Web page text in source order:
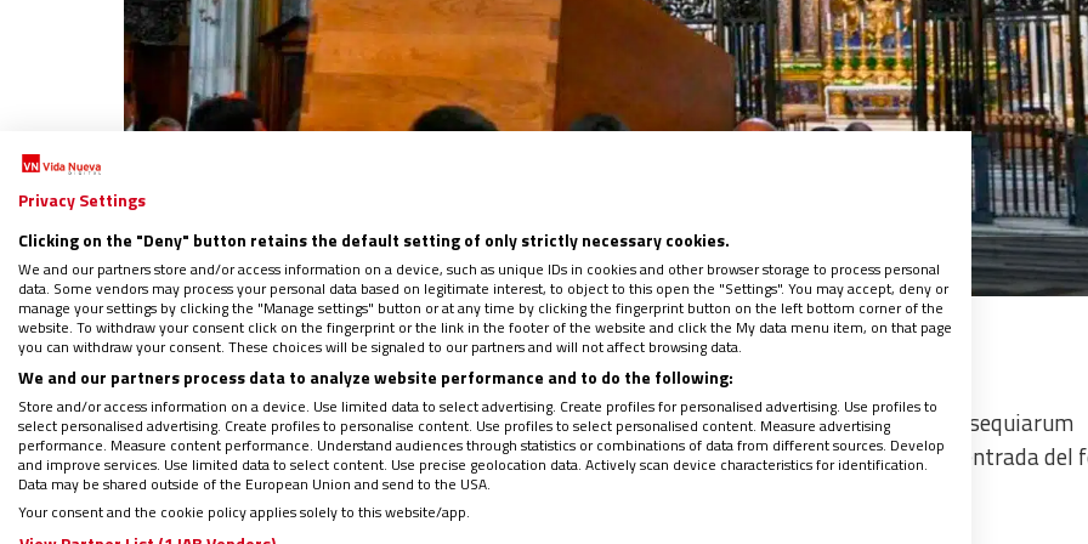
Funeral del papa Francisco
Entierro privado
El cardenal camarlengo,Kevin Joseph Farrell, ha presidido el rito previsto en el ‘Ordo Exsequiarum
Romani Pontificis’, que se ha celebrado en privado, aunque el Vaticano ha mostrado la entrada del
a la basílica. A las 13:00 horas ha dado comienzo y concluyó media hora más tarde.
Privacy Settings
Clicking on the "Deny" button retains the default setting of only strictly necessary cookies.
We and our partners store and/or access information on a device, such as unique IDs in cookies and other browser storage to process personal
data. Some vendors may process your personal data based on legitimate interest, to object to this open the "Settings". You may accept, deny or
manage your settings by clicking the "Manage settings" button or at any time by clicking the fingerprint button on the left bottom corner of the
website. To withdraw your consent click on the fingerprint or the link in the footer of the website and click the My data menu item, on that page
you can withdraw your consent. These choices will be signaled to our partners and will not affect browsing data.
We and our partners process data to analyze website performance and to do the following:
Store and/or access information on a device. Use limited data to select advertising. Create profiles for personalised advertising. Use profiles to
select personalised advertising. Create profiles to personalise content. Use profiles to select personalised content. Measure advertising
performance. Measure content performance. Understand audiences through statistics or combinations of data from different sources. Develop
and improve services. Use limited data to select content. Use precise geolocation data. Actively scan device characteristics for identification.
Data may be shared outside of the European Union and send to the USA.
Your consent and the cookie policy applies solely to this website/app.